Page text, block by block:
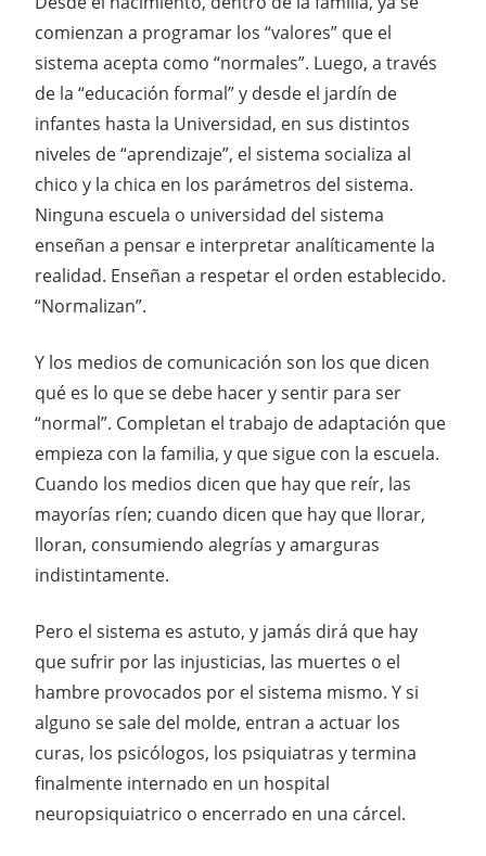
comienzan a programar los “valores” que el
sistema acepta como “normales”. Luego, a través
de la “educación formal” y desde el jardín de
infantes hasta la Universidad, en sus distintos
niveles de “aprendizaje”, el sistema socializa al
chico y la chica en los parámetros del sistema.
Ninguna escuela o universidad del sistema
enseñan a pensar e interpretar analíticamente la
realidad. Enseñan a respetar el orden establecido.
“Normalizan”.
Y los medios de comunicación son los que dicen
qué es lo que se debe hacer y sentir para ser
“normal”. Completan el trabajo de adaptación que
empieza con la familia, y que sigue con la escuela.
Cuando los medios dicen que hay que reír, las
mayorías ríen; cuando dicen que hay que llorar,
lloran, consumiendo alegrías y amarguras
indistintamente.
Pero el sistema es astuto, y jamás dirá que hay
que sufrir por las injusticias, las muertes o el
hambre provocados por el sistema mismo. Y si
alguno se sale del molde, entran a actuar los
curas, los psicólogos, los psiquiatras y termina
finalmente internado en un hospital
neuropsiquiatrico o encerrado en una cárcel.